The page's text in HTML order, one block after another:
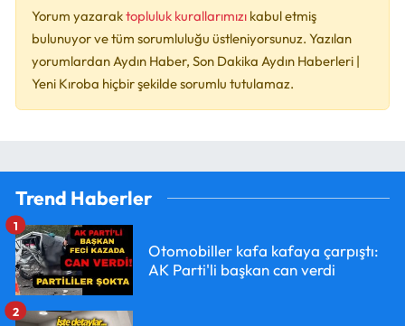
Yorum yazaraktopluluk kurallarımızı kabul etmiş
bulunuyor ve tüm sorumluluğu üstleniyorsunuz. Yazılan
yorumlardan Aydın Haber, Son Dakika Aydın Haberleri |
Yeni Kıroba hiçbir şekilde sorumlu tutulamaz.
Trend Haberler
Otomobiller kafa kafaya çarpıştı:
AK Parti'li başkan can verdi
1
2